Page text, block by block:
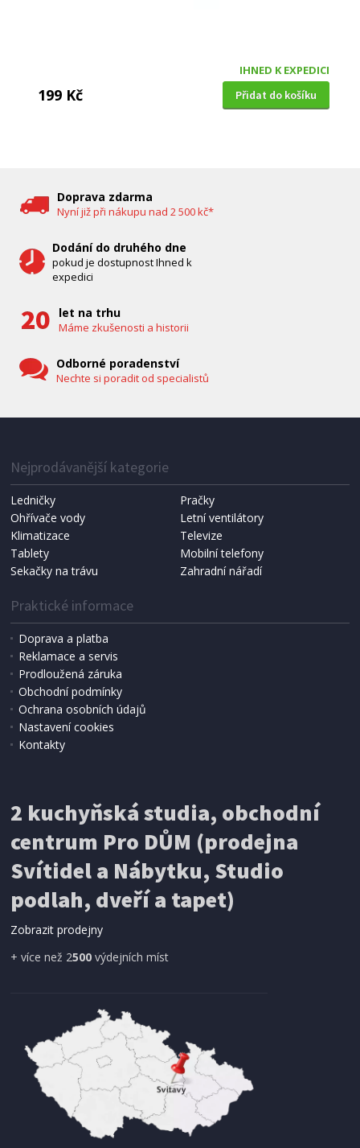
IHNED K EXPEDICI
199 Kč Přidat do košíku
NÁHRADNÍ SÁČKY DO VYSAVAČE
Koma KRA-SB02S (Multi Bag, S-BAG SMS)
199 Kč Přidat do košíku
SÍŤ PROTI HMYZU
ProGarden KO-CY5910600 Síť proti hmyzu do
dveří magnetická 210 x 100 cm
Doprava zdarma
Nyní již při nákupu nad 2 500 kč*
Dodání do druhého dne
pokud je dostupnost Ihned k
expedici
let na trhu
Máme zkušenosti a historii
Odborné poradenství
Nechte si poradit od specialistů
Nejprodávanější kategorie
Ledničky
Pračky
Ohřívače vody
Letní ventilátory
Klimatizace
Televize
Tablety
Mobilní telefony
Sekačky na trávu
Zahradní nářadí
Praktické informace
Doprava a platba
Reklamace a servis
Prodloužená záruka
Obchodní podmínky
Ochrana osobních údajů
Nastavení cookies
Kontakty
2 kuchyňská studia, obchodní
centrum Pro DŮM (prodejna
Svítidel a Nábytku, Studio
podlah, dveří a tapet)
Zobrazit prodejny
+ více než 2500 výdejních míst